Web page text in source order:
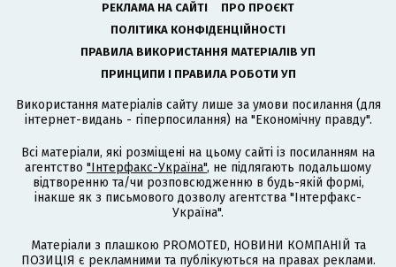
РЕКЛАМА НА САЙТІ
ПРО ПРОЄКТ
ПОЛІТИКА КОНФІДЕНЦІЙНОСТІ
ПРАВИЛА ВИКОРИСТАННЯ МАТЕРІАЛІВ УП
ПРИНЦИПИ І ПРАВИЛА РОБОТИ УП
Використання матеріалів сайту лише за умови посилання (для
інтернет-видань - гіперпосилання) на "Економічну правду".
Всі матеріали, які розміщені на цьому сайті із посиланням на
агентство "Інтерфакс-Україна", не підлягають подальшому
відтворенню та/чи розповсюдженню в будь-якій формі,
інакше як з письмового дозволу агентства "Інтерфакс-
Україна".
Матеріали з плашкою PROMOTED, НОВИНИ КОМПАНІЙ та
ПОЗИЦІЯ є рекламними та публікуються на правах реклами.